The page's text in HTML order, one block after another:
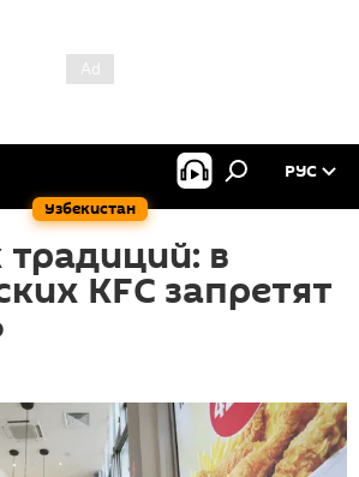
Узбекистан
РУС
в
KFC запретят